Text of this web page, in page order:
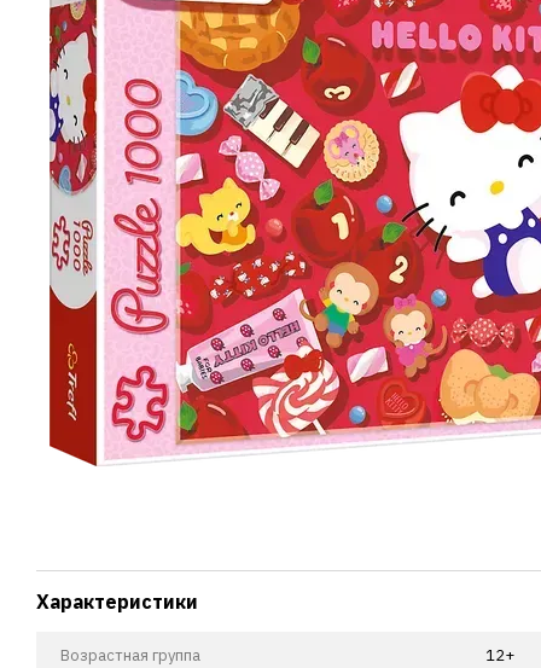
Характеристики
Возрастная группа 12+